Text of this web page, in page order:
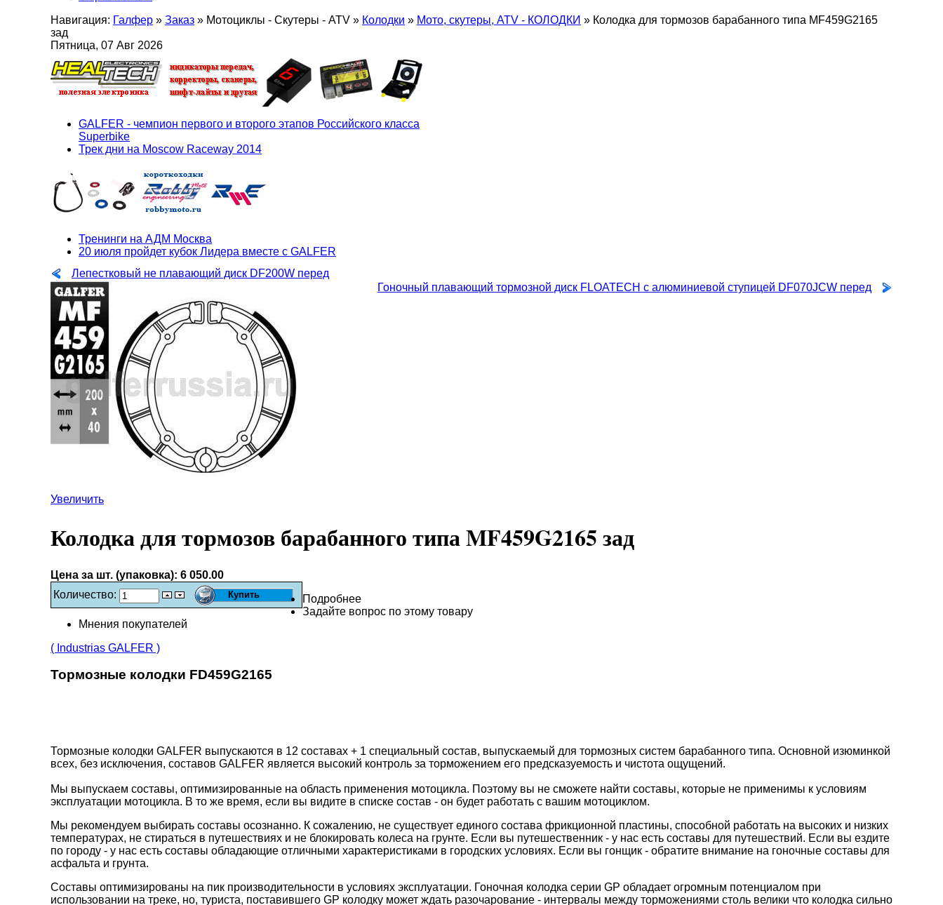
Навигация: Галфер » Заказ » Мотоциклы - Скутеры - ATV » Колодки » Мото, скутеры, ATV - КОЛОДКИ » Колодка для тормозов барабанного типа MF459G2165
зад
Пятница, 07 Авг 2026
GALFER - чемпион первого и второго этапов Российского класса
Superbike
Трек дни на Moscow Raceway 2014
Тренинги на АДМ Москва
20 июля пройдет кубок Лидера вместе с GALFER
Лепестковый не плавающий диск DF200W перед
Гоночный плавающий тормозной диск FLOATECH с алюминиевой ступицей DF070JCW перед
Увеличить
Колодка для тормозов барабанного типа MF459G2165 зад
Цена за шт. (упаковка): 6 050.00
Количество:
Подробнее
Задайте вопрос по этому товару
Мнения покупателей
( Industrias GALFER )
Тормозные колодки FD459G2165
Тормозные колодки GALFER выпускаются в 12 составах + 1 специальный состав, выпускаемый для тормозных систем барабанного типа. Основной изюминкой
всех, без исключения, составов GALFER является высокий контроль за торможением его предсказуемость и чистота ощущений.
Мы выпускаем составы, оптимизированные на область применения мотоцикла. Поэтому вы не сможете найти составы, которые не применимы к условиям
эксплуатации мотоцикла. В то же время, если вы видите в списке состав - он будет работать с вашим мотоциклом.
Мы рекомендуем выбирать составы осознанно. К сожалению, не существует единого состава фрикционной пластины, способной работать на высоких и низких
температурах, не стираться в путешествиях и не блокировать колеса на грунте. Если вы путешественник - у нас есть составы для путешествий. Если вы ездите
по городу - у нас есть составы обладающие отличными характеристиками в городских условиях. Если вы гонщик - обратите внимание на гоночные составы для
асфальта и грунта.
Составы оптимизированы на пик производительности в условиях эксплуатации. Гоночная колодка серии GP обладает огромным потенциалом при
использовании на треке, но, туриста, поставившего GP колодку может ждать разочарование - интервалы между торможениями столь велики что колодка сильно